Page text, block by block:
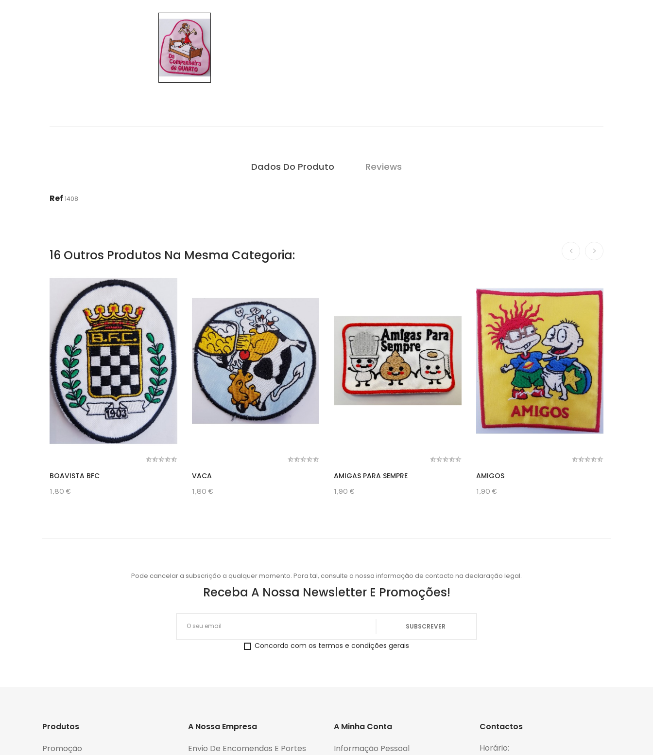
Dados Do Produto Reviews
Ref 1408
16 Outros Produtos Na Mesma Categoria:
BOAVISTA BFC
1,80 €
VACA
1,80 €
AMIGAS PARA SEMPRE
1,90 €
AMIGOS
1,90 €
Pode cancelar a subscrição a qualquer momento. Para tal, consulte a nossa informação de contacto na declaração legal.
Receba A Nossa Newsletter E Promoções!
Concordo com os termos e condições gerais
Produtos
Promoção
A Nossa Empresa
Envio De Encomendas E Portes
A Minha Conta
Informação Pessoal
Contactos
Horário: